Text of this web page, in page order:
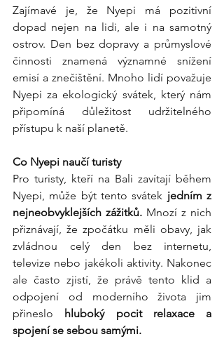
Zajímavé je, že Nyepi má pozitivní
dopad nejen na lidi, ale i na samotný
ostrov. Den bez dopravy a průmyslové
činnosti znamená významné snížení
emisí a znečištění. Mnoho lidí považuje
Nyepi za ekologický svátek, který nám
připomíná důležitost udržitelného
přístupu k naší planetě.
Co Nyepi naučí turisty
Pro turisty, kteří na Bali zavítají během
Nyepi, může být tento svátek jedním z
nejneobvyklejších zážitků. Mnozí z nich
přiznávají, že zpočátku měli obavy, jak
zvládnou celý den bez internetu,
televize nebo jakékoli aktivity. Nakonec
ale často zjistí, že právě tento klid a
odpojení od moderního života jim
přineslo hluboký pocit relaxace a
spojení se sebou samými.